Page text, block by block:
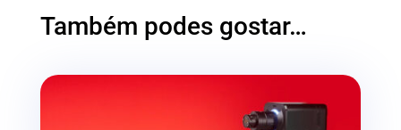
Também podes gostar…